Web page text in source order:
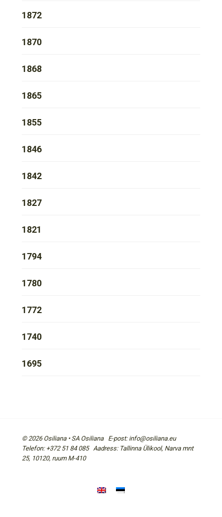
1872
1870
1868
1865
1855
1846
1842
1827
1821
1794
1780
1772
1740
1695
© 2026 Osiliana • SA Osiliana E-post: info@osiliana.eu
Telefon: +372 51 84 085 Aadress: Tallinna Ülikool, Narva mnt
25, 10120, ruum M-410